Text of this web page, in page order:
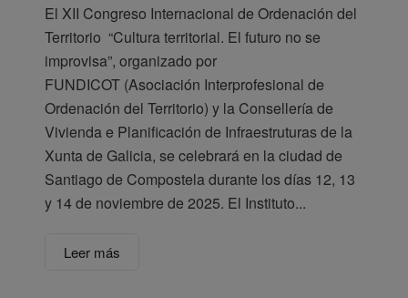
El XII Congreso Internacional de Ordenación del
Territorio “Cultura territorial. El futuro no se
improvisa”, organizado por
FUNDICOT (Asociación Interprofesional de
Ordenación del Territorio) y la Consellería de
Vivienda e Planificación de Infraestruturas de la
Xunta de Galicia, se celebrará en la ciudad de
Santiago de Compostela durante los días 12, 13
y 14 de noviembre de 2025. El Instituto...
Leer más